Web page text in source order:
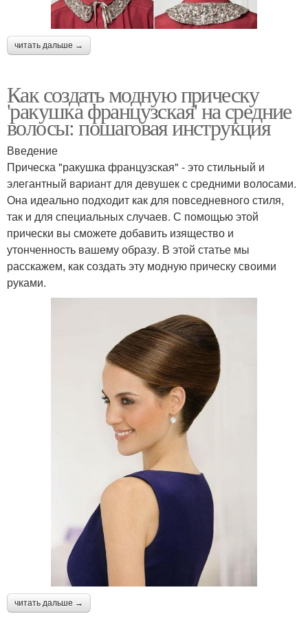
читать дальше →
Как создать модную прическу
'ракушка французская' на средние
волосы: пошаговая инструкция
Введение
Прическа "ракушка французская" - это стильный и
элегантный вариант для девушек с средними волосами.
Она идеально подходит как для повседневного стиля,
так и для специальных случаев. С помощью этой
прически вы сможете добавить изящество и
утонченность вашему образу. В этой статье мы
расскажем, как создать эту модную прическу своими
руками.
читать дальше →